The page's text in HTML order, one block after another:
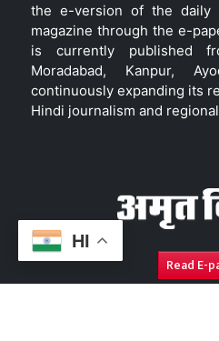
HI
the e-version of the daily
magazine through the e-
is currently published
Moradabad, Kanpur,
continuously expanding its
Hindi journalism and
Read E-